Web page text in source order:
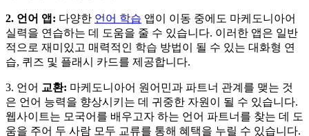
2. 언어 앱: 다양한 언어 학습 앱이 이동 중에도 마케도니아어
실력을 연습하는 데 도움을 줄 수 있습니다. 이러한 앱은 일반
적으로 재미있고 매력적인 학습 방법이 될 수 있는 대화형 연
습, 퀴즈 및 플래시 카드를 제공합니다.
3. 언어 교환: 마케도니아어 원어민과 파트너 관계를 맺는 것
은 언어 능력을 향상시키는 데 귀중한 자원이 될 수 있습니다.
웹사이트는 모국어를 배우고자 하는 언어 파트너를 찾는 데 도
움을 주어 두 사람 모두 교류를 통해 혜택을 누릴 수 있습니다.